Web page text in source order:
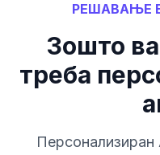
РЕШАВАЊЕ
Зошто
треба